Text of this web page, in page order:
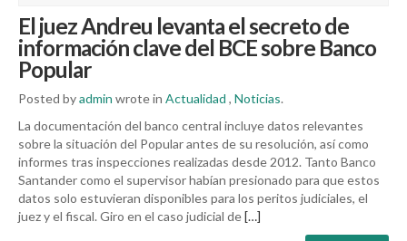
El juez Andreu levanta el secreto de
información clave del BCE sobre Banco
Popular
Posted byadmin wrote in Actualidad , Noticias.
La documentación del banco central incluye datos relevantes
sobre la situación del Popular antes de su resolución, así como
informes tras inspecciones realizadas desde 2012. Tanto Banco
Santander como el supervisor habían presionado para que estos
datos solo estuvieran disponibles para los peritos judiciales, el
juez y el fiscal. Giro en el caso judicial de[…]